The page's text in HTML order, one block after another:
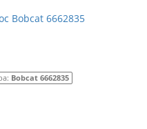
Bobcat 6662835
Bobcat 6662835